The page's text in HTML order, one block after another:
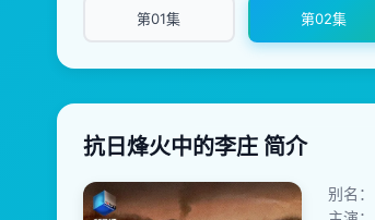
第01集 第02集
抗日烽火中的李庄 简介
别名：